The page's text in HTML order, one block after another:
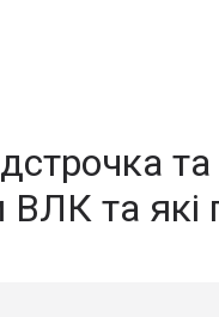
ВЛК та